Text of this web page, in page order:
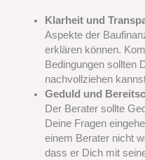
Klarheit und
Aspekte der
erklären können.
Bedingungen sollten
nachvollziehen
Geduld und
Der Berater sollte
Deine Fragen
einem Berater nicht
dass er Dich mit